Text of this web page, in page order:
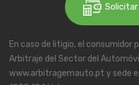
Solicitar
En caso de litigio, el consumidor
Arbitraje del Sector del
www.arbitragemauto.pt y sede